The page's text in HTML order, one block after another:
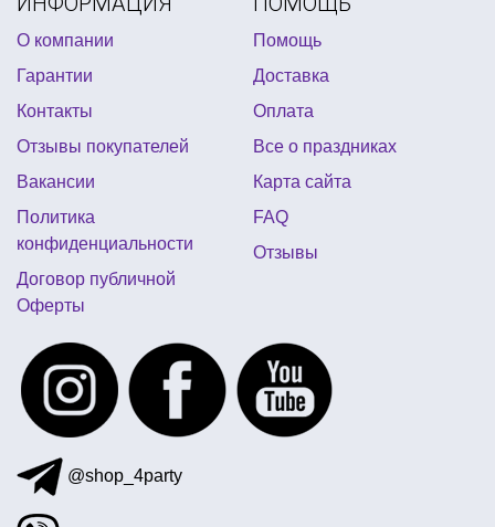
купить взрослый карнавальный костюм
купить мексиканский костюм
шары звезды фольгированные купить
украшения для хэллоуина
карнавальные костюмы и аксессуары
универсальные воздушные шары
цветная тематическая вечеринка
все для взрослого дня рождения
мексиканская вечеринка реквизит
О компании
Гарантии
Контакты
Отзывы покупателей
Вакансии
Политика
конфиденциальности
Договор публичной
Оферты
Помощь
Доставка
Оплата
Все о праздниках
Карта сайта
FAQ
Отзывы
@shop_4party